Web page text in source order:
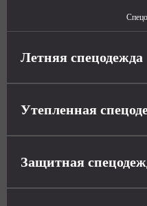
Летняя спецодежда
Утепленная
Защитная